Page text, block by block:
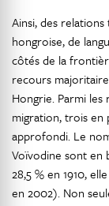
Ainsi, des
hongroise, de
côtés de la
recours
Hongrie. Parmi
migration, trois en
approfondi. Le
Voïvodine sont en
28,5 % en 1910,
en 2002). Non